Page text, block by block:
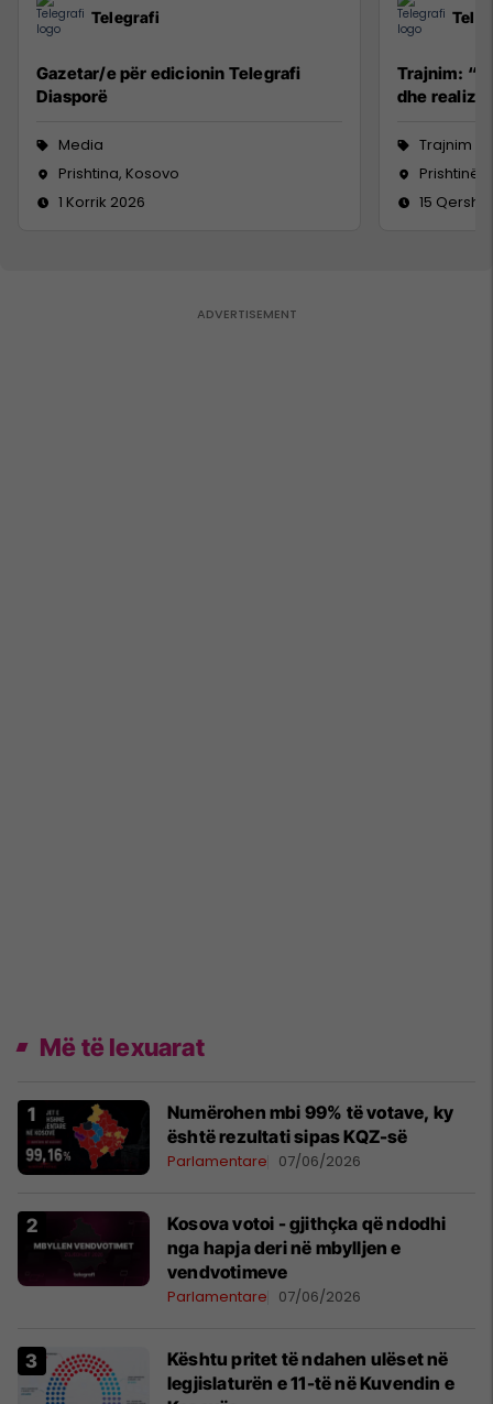
Telegrafi
Gazetar/e për edicionin Telegrafi
Diasporë
Media
Prishtina, Kosovo
1 Korrik 2026
Trajnim:
dhe
Trajnim
Prishtinë
15
Më të lexuarat
Numërohen mbi 99% të votave, ky
është rezultati sipas KQZ-së
Parlamentare 07/06/2026
Kosova votoi - gjithçka që ndodhi
nga hapja deri në mbylljen e
vendvotimeve
Parlamentare 07/06/2026
Kështu pritet të ndahen ulëset në
legjislaturën e 11-të në Kuvendin e